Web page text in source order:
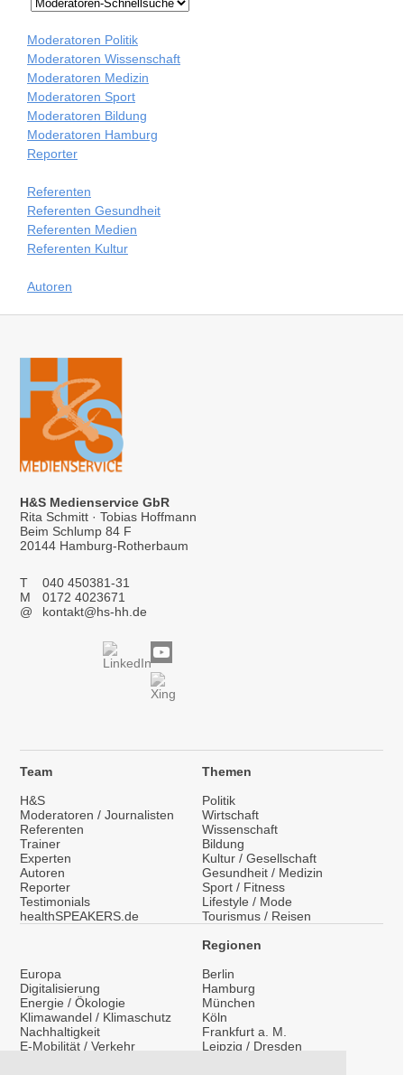
Moderatoren Politik
Moderatoren Wissenschaft
Moderatoren Medizin
Moderatoren Sport
Moderatoren Bildung
Moderatoren Hamburg
Reporter
Referenten
Referenten Gesundheit
Referenten Medien
Referenten Kultur
Autoren
H&S Medienservice GbR
Rita Schmitt · Tobias Hoffmann
Beim Schlump 84 F
20144 Hamburg-Rotherbaum
T
040 450381-31
M
0172 4023671
@
kontakt@hs-hh.de
Team
H&S
Moderatoren / Journalisten
Referenten
Trainer
Experten
Autoren
Reporter
Testimonials
healthSPEAKERS.de
Themen
Politik
Wirtschaft
Wissenschaft
Bildung
Kultur / Gesellschaft
Gesundheit / Medizin
Sport / Fitness
Lifestyle / Mode
Tourismus / Reisen
Europa
Digitalisierung
Energie / Ökologie
Klimawandel / Klimaschutz
Nachhaltigkeit
E-Mobilität / Verkehr
Regionen
Berlin
Hamburg
München
Köln
Frankfurt a. M.
Leipzig / Dresden